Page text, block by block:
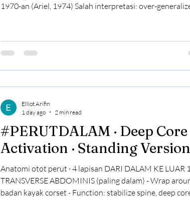
1970-an (Ariel, 1974) Salah interpretasi: over-generalize
pergelangan kaki - Studi terbaru (2003+): aman asalkan
tulang belakang stabil + otot bokong aktif - Kalau dipaksa
#PERUTDALAM · Deep Core
Activation · Standing Version
Anatomi otot perut · 4 lapisan DARI DALAM KE LUAR 1.
TRANSVERSE ABDOMINIS (paling dalam) - Wrap around
badan kayak corset - Function: stabilize spine, deep core
Elliot Arifin
1 day ago
2 min read